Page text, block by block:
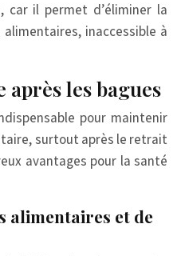
car il permet d’éliminer la
inaccessible à
les bagues
pour maintenir
surtout après le retrait
avantages pour la santé
alimentaires et de